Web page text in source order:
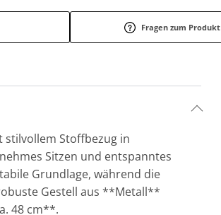
Fragen zum Produkt
Stoffbezug in
Sitzen und entspanntes
Grundlage, während die
Gestell aus **Metall**
48 cm**.